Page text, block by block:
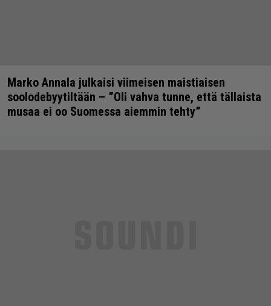
Marko Annala julkaisi viimeisen maistiaisen
soolodebyytiltään – ”Oli vahva tunne, että tällaista
musaa ei oo Suomessa aiemmin tehty”